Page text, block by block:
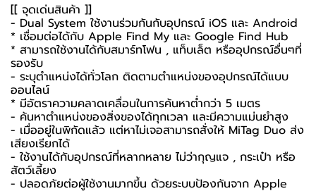
[[ จุดเด่นสินค้า ]]
- Dual System ใช้งานร่วมกันกับอุปกรณ์ iOS และ Android
* เชื่อมต่อได้กับ Apple Find My และ Google Find Hub
* สามารถใช้งานได้กับสมาร์ทโฟน , แท็บเล็ต หรืออุปกรณ์อื่นๆที่
รองรับ
- ระบุตำแหน่งได้ทั่วโลก ติดตามตำแหน่งของอุปกรณ์ได้แบบ
ออนไลน์
* มีอัตราความคลาดเคลื่อนในการค้นหาต่ำกว่า 5 เมตร
- ค้นหาตำแหน่งของสิ่งของได้ทุกเวลา และมีความแม่นยำสูง
- เมื่ออยู่ในพิกัดแล้ว แต่หาไม่เจอสามารถสั่งให้ MiTag Duo ส่ง
เสียงเรียกได้
- ใช้งานได้กับอุปกรณ์ที่หลากหลาย ไม่ว่ากุญแจ , กระเป๋า หรือ
สัตว์เลี้ยง
- ปลอดภัยต่อผู้ใช้งานมากขึ้น ด้วยระบบป้องกันจาก Apple